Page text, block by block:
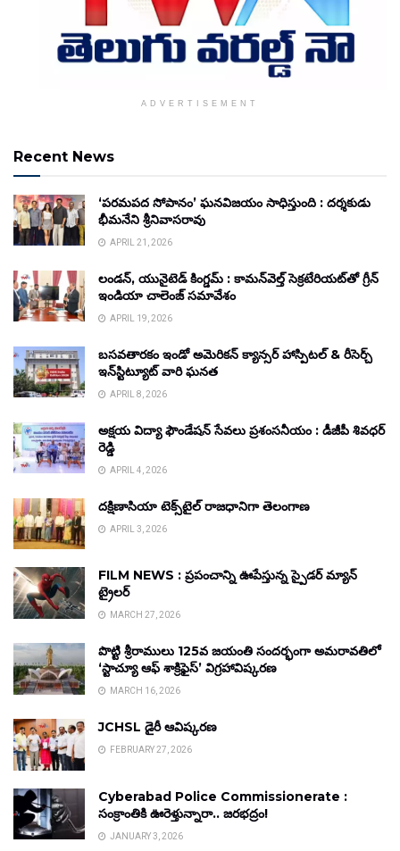
ADVERTISEMENT
Recent News
‘పరమపద సోపానం’ ఘనవిజయం సాధిస్తుంది : దర్శకుడు
భీమనేని శ్రీనివాసరావు
APRIL 21, 2026
లండన్, యునైటెడ్ కింగ్డమ్ : కామన్‌వెల్త్ సెక్రటేరియట్‌తో గ్రీన్
ఇండియా చాలెంజ్ సమావేశం
APRIL 19, 2026
బసవతారకం ఇండో అమెరికన్ క్యాన్సర్ హాస్పిటల్ & రీసెర్చ్
ఇన్‌స్టిట్యూట్ వారి ఘనత
APRIL 8, 2026
అక్షయ విద్యా ఫౌండేషన్ సేవలు ప్రశంసనీయం : డీజీపీ శివధర్
రెడ్డి
APRIL 4, 2026
దక్షిణాసియా టెక్స్‌టైల్ రాజధానిగా తెలంగాణ
APRIL 3, 2026
FILM NEWS : ప్రపంచాన్ని ఊపేస్తున్న స్పైడర్ మ్యాన్
ట్రైలర్
MARCH 27, 2026
పొట్టి శ్రీరాములు 125వ జయంతి సందర్భంగా అమరావతిలో
‘స్టాచ్యూ ఆఫ్ శాక్రిఫైస్’ విగ్రహావిష్కరణ
MARCH 16, 2026
JCHSL డైరీ ఆవిష్కరణ
FEBRUARY 27, 2026
Cyberabad Police Commissionerate :
సంక్రాంతికి ఊరెళ్తున్నారా.. జరభద్రం!
JANUARY 3, 2026